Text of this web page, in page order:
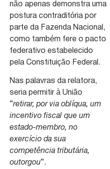
não apenas demonstra uma
postura contraditória por
parte da Fazenda Nacional,
como também fere o pacto
federativo estabelecido
pela Constituição Federal.
Nas palavras da relatora,
seria permitir à União
“retirar, por via oblíqua, um
incentivo fiscal que um
estado-membro, no
exercício da sua
competência tributária,
outorgou“.